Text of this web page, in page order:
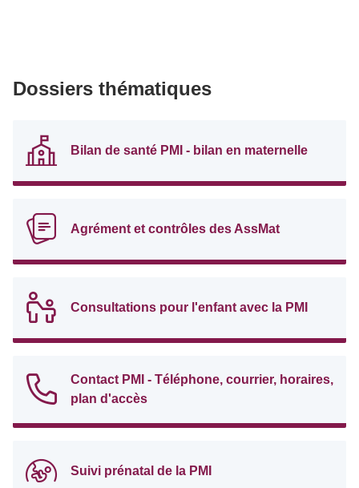
Dossiers thématiques
Bilan de santé PMI - bilan en maternelle
Agrément et contrôles des AssMat
Consultations pour l'enfant avec la PMI
Contact PMI - Téléphone, courrier, horaires,
plan d'accès
Suivi prénatal de la PMI